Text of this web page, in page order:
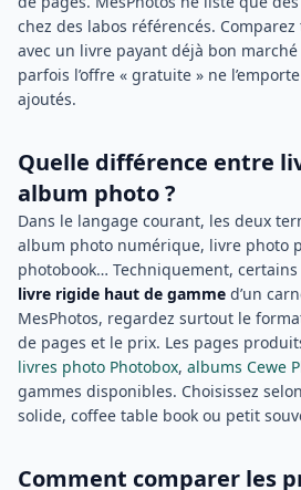
chez des labos référencés.
avec un livre payant déjà bon
parfois l’offre « gratuite » ne
ajoutés.
Quelle différence entre
album photo ?
Dans le langage courant, les deux
album photo numérique, livre photo
photobook… Techniquement,
livre rigide haut de gamme d’un
MesPhotos, regardez surtout le
de pages et le prix. Les pages
livres photo Photobox, albums Cewe
gammes disponibles. Choisissez
solide, coffee table book ou petit
Comment comparer les